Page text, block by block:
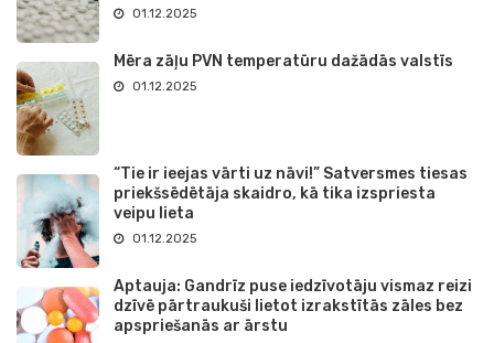
01.12.2025
Mēra zāļu PVN temperatūru dažādās valstīs
01.12.2025
“Tie ir ieejas vārti uz nāvi!” Satversmes tiesas
priekšsēdētāja skaidro, kā tika izspriesta
veipu lieta
01.12.2025
Aptauja: Gandrīz puse iedzīvotāju vismaz reizi
dzīvē pārtraukuši lietot izrakstītās zāles bez
apspriešanās ar ārstu